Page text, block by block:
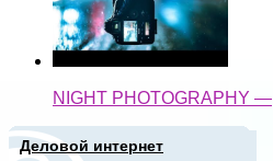
NIGHT PHOTOGRAPHY —
Деловой интернет